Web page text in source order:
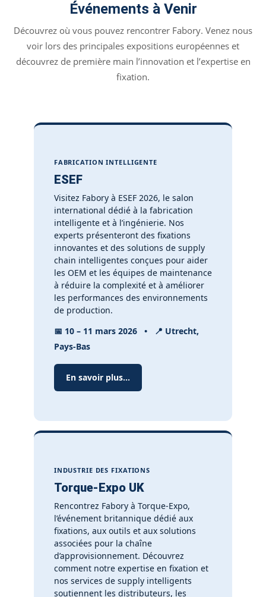
Événements à Venir
Découvrez où vous pouvez rencontrer Fabory. Venez nous
voir lors des principales expositions européennes et
découvrez de première main l’innovation et l’expertise en
fixation.
FABRICATION INTELLIGENTE
ESEF
Visitez Fabory à ESEF 2026, le salon
international dédié à la fabrication
intelligente et à l’ingénierie. Nos
experts présenteront des fixations
innovantes et des solutions de supply
chain intelligentes conçues pour aider
les OEM et les équipes de maintenance
à réduire la complexité et à améliorer
les performances des environnements
de production.
📅 10 – 11 mars 2026 • 📍 Utrecht,
Pays-Bas
En savoir plus...
INDUSTRIE DES FIXATIONS
Torque-Expo UK
Rencontrez Fabory à Torque-Expo,
l’événement britannique dédié aux
fixations, aux outils et aux solutions
associées pour la chaîne
d’approvisionnement. Découvrez
comment notre expertise en fixation et
nos services de supply intelligents
soutiennent les distributeurs, les